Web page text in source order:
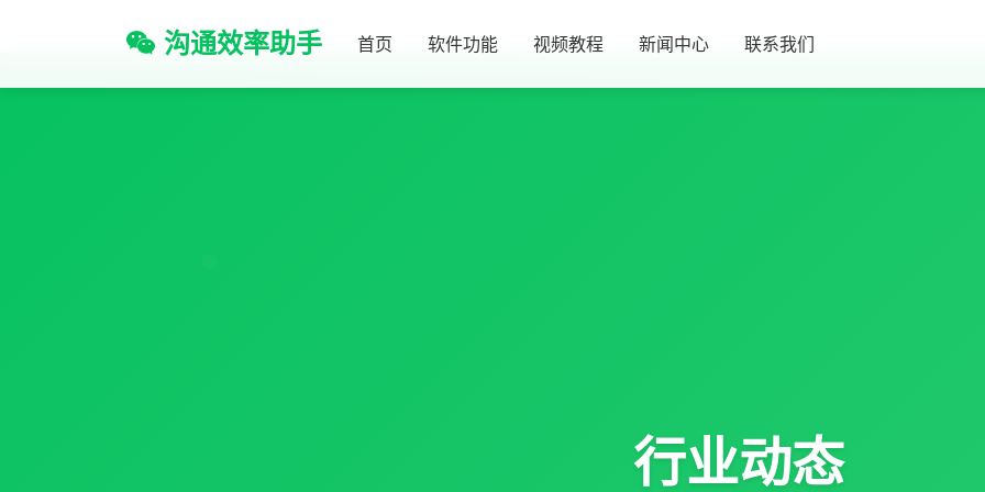
沟通效率助手 首页 软件功能 视频教程 新闻中心 联系我们
行业动态